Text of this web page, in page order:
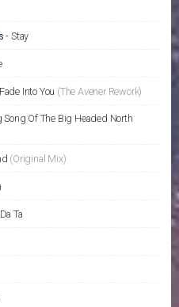
- Stay
Fade Into You (The Avener Rework)
Song Of The Big Headed North
(Original Mix)
Ta